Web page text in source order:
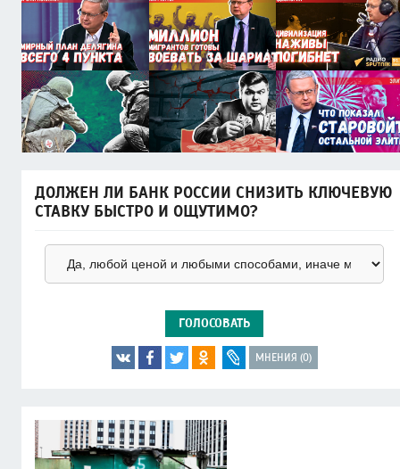
ДОЛЖЕН ЛИ БАНК РОССИИ СНИЗИТЬ КЛЮЧЕВУЮ
СТАВКУ БЫСТРО И ОЩУТИМО?
ГОЛОСОВАТЬ
МНЕНИЯ (0)